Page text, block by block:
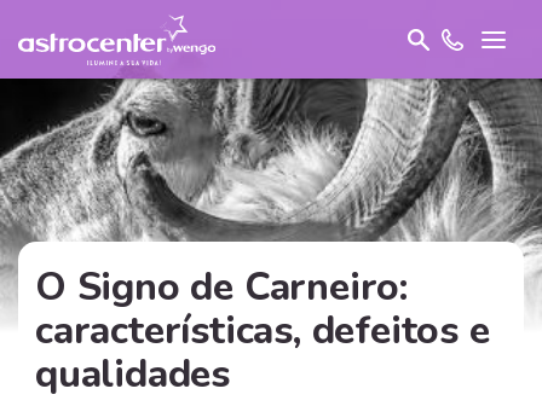
O Signo de Carneiro:
características, defeitos e
qualidades